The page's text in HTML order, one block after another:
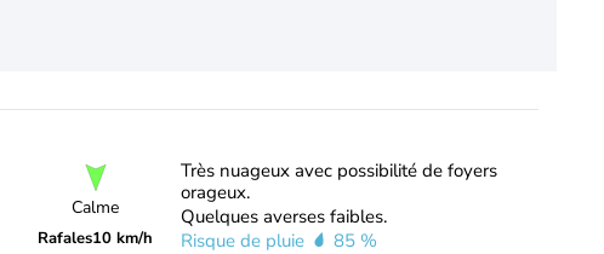
Calme
Rafales10 km/h
Très nuageux avec possibilité de foyers
orageux.
Quelques averses faibles.
Risque de pluie
85 %